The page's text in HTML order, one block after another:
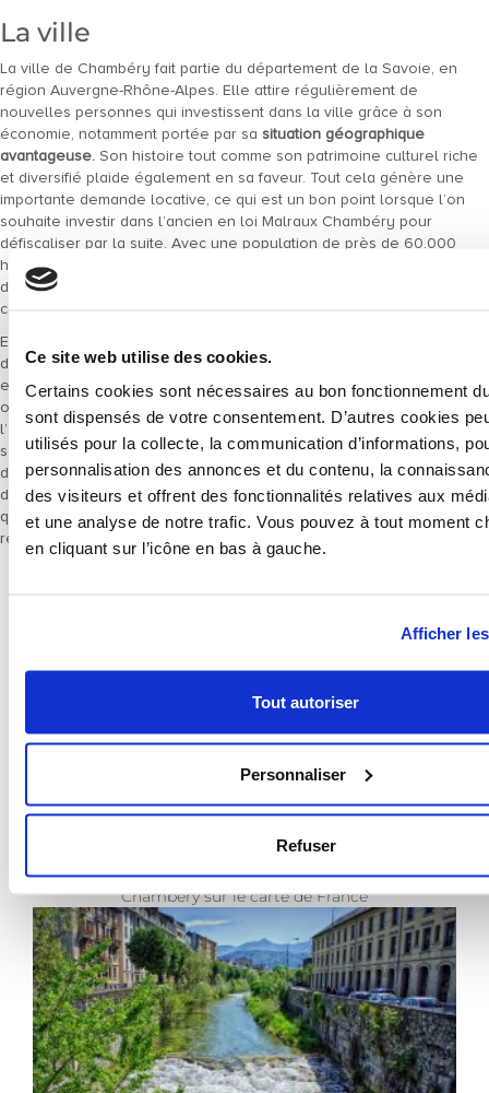
Ce site web utilise des cookies.
Certains cookies sont nécessaires au bon fonctionnement
sont dispensés de votre consentement. D’autres cookies
utilisés pour la collecte, la communication d’informations,
personnalisation des annonces et du contenu, la
des visiteurs et offrent des fonctionnalités relatives aux
et une analyse de notre trafic. Vous pouvez à tout moment
en cliquant sur l’icône en bas à gauche.
Afficher
Tout autoriser
Personnaliser
Refuser
La ville
La ville de Chambéry fait partie du département de la Savoie, en
région Auvergne-Rhône-Alpes. Elle attire régulièrement de
nouvelles personnes qui investissent dans la ville grâce à son
économie, notamment portée par sa situation géographique
avantageuse. Son histoire tout comme son patrimoine culturel riche
et diversifié plaide également en sa faveur. Tout cela génère une
importante demande locative, ce qui est un bon point lorsque l’on
souhaite investir dans l’ancien en loi Malraux Chambéry pour
défiscaliser par la suite. Avec une population de près de 60.000
habitants (dont une importante population universitaire) et une
démographie en constante augmentation, la ville fait partie des
communes qui comptent à l’échelle de l’hexagone.
Elle est agencée et pensée de sorte à ce que les déplacements
dans la ville soient facilités. Ainsi, si vous souhaitez acheter un bien
et
investir dans l’ancien en loi Malraux Chambéry , la zone est
optimale et votre opération pourra être rentabilisée quel que soit
l’endroit où vous investissez dans la ville. En plus de cela, le secteur
sauvegardé de la ville est riche et diversifié. Observons désormais
de plus près la solution de défiscalisation proposée. Vous
disposerez ainsi de toutes les clés pour réaliser un investissement
qui vous permettra de réduire vos impôts et obtenir une forte
rentabilité.
Chambéry sur le carte de France